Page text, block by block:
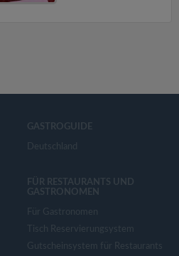
GASTROGUIDE
Deutschland
FÜR RESTAURANTS UND
GASTRONOMEN
Für Gastronomen
Tisch Reservierungsystem
Gutscheinsystem für Restaurants